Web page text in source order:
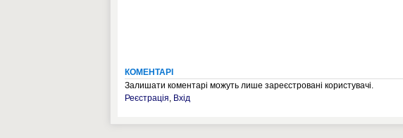
КОМЕНТАРІ
Залишати коментарі можуть лише зареєстровані користувачі.
Реєстрація, Вхід